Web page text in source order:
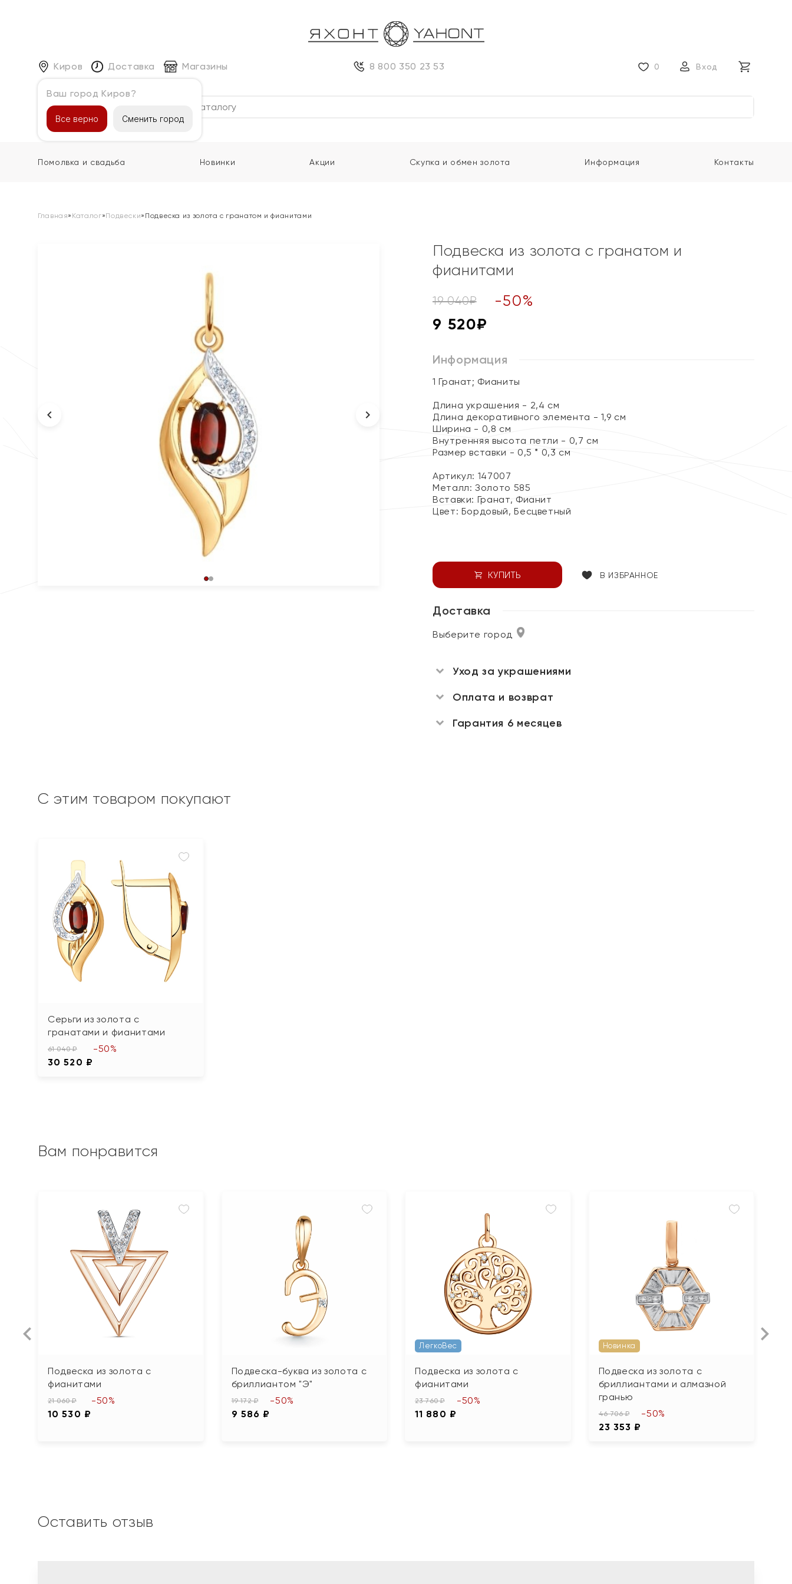
Киров
Ваш город Киров?
Все верно Сменить город
Доставка Магазины 8 800 350 23 53 0 Вход
Каталог
Помолвка и свадьба Новинки Акции Скупка и обмен золота Информация Контакты
Главная» Каталог»Подвески» Подвеска из золота с гранатом и фианитами
Подвеска из золота с гранатом и
фианитами
19 040₽ -50%
9 520₽
Информация
1 Гранат; Фианиты
Длина украшения - 2,4 см
Длина декоративного элемента - 1,9 см
Ширина - 0,8 см
Внутренняя высота петли - 0,7 см
Размер вставки - 0,5 * 0,3 см
Артикул: 147007
Металл:Золото 585
Вставки: Гранат, Фианит
Цвет: Бордовый, Бесцветный
КУПИТЬ В ИЗБРАННОЕ
Доставка
Выберите город
Уход за украшениями
Оплата и возврат
Гарантия 6 месяцев
С этим товаром покупают
Серьги из золота с
гранатами и фианитами
61 040 ₽
30 520 ₽
-50%
Вам понравится
Подвеска из золота с
фианитами
21 060 ₽
10 530 ₽
-50%
Подвеска-буква из золота с
бриллиантом "Э"
19 172 ₽
9 586 ₽
-50%
ЛегкоВес
Подвеска из золота с
фианитами
23 760 ₽
11 880 ₽
-50%
Новинка
Подвеска из золота с
бриллиантами и алмазной
гранью
46 706 ₽
23 353 ₽
-50%
Оставить отзыв